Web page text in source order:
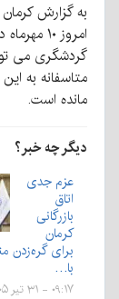
به گزارش
امروز
گردشگری می
متاسفانه به
مانده است.
دیگر چه خبر؟
عزم جدی
اتاق
بازرگانی
کرمان
برای گره‌زدن
با…
۰۹:۱۷ - ۳۱ تیر ۱۴۰۵